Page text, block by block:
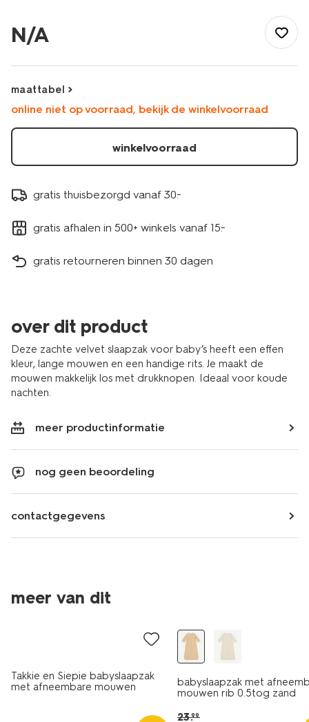
slaapzakken/slaapzak-
met-
mouwen-
velvet-
beige-
33365250BEIGE.html
N/A
maattabel
online niet op voorraad, bekijk de winkelvoorraad
winkelvoorraad
gratis thuisbezorgd vanaf 30.-
gratis afhalen in 500+ winkels vanaf 15.-
gratis retourneren binnen 30 dagen
over dit product
Deze zachte velvet slaapzak voor baby’s heeft een effen
kleur, lange mouwen en een handige rits. Je maakt de
mouwen makkelijk los met drukknopen. Ideaal voor koude
nachten.
meer productinformatie
nog geen beoordeling
contactgegevens
meer van dit
Takkie en Siepie babyslaapzak
met afneembare mouwen
babyslaapzak met
mouwen rib 0.5tog zand
23.99